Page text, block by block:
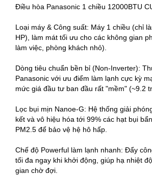
Điều hòa Panasonic 1 chiều 12000BTU
Loại máy & Công suất: Máy 1 chiều (chỉ
HP), làm mát tối ưu cho các không gian
làm việc, phòng khách nhỏ).
Dòng tiêu chuẩn bền bỉ (Non-Inverter):
Panasonic với ưu điểm làm lạnh cực kỳ
mức giá đầu tư ban đầu rất "mềm" (~9.2
Lọc bụi mịn Nanoe-G: Hệ thống giải
kết và vô hiệu hóa tới 99% các hạt bụi
PM2.5 để bảo vệ hệ hô hấp.
Chế độ Powerful làm lạnh nhanh: Đẩy
tối đa ngay khi khởi động, giúp hạ nhiệt
gian chờ đợi.